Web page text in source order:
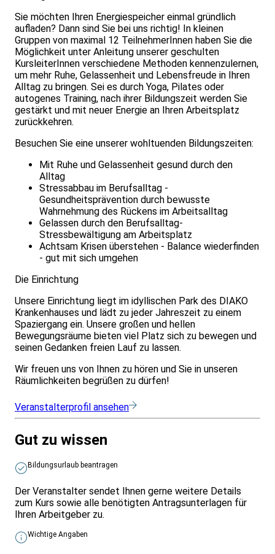
Sie möchten Ihren Energiespeicher einmal gründlich
aufladen? Dann sind Sie bei uns richtig! In kleinen
Gruppen von maximal 12 TeilnehmerInnen haben Sie die
Möglichkeit unter Anleitung unserer geschulten
KursleiterInnen verschiedene Methoden kennenzulernen,
um mehr Ruhe, Gelassenheit und Lebensfreude in Ihren
Alltag zu bringen. Sei es durch Yoga, Pilates oder
autogenes Training, nach ihrer Bildungszeit werden Sie
gestärkt und mit neuer Energie an Ihren Arbeitsplatz
zurückkehren.
Besuchen Sie eine unserer wohltuenden Bildungszeiten:
Mit Ruhe und Gelassenheit gesund durch den
Alltag
Stressabbau im Berufsalltag -
Gesundheitsprävention durch bewusste
Wahrnehmung des Rückens im Arbeitsalltag
Gelassen durch den Berufsalltag-
Stressbewältigung am Arbeitsplatz
Achtsam Krisen überstehen - Balance wiederfinden
- gut mit sich umgehen
Die Einrichtung
Unsere Einrichtung liegt im idyllischen Park des DIAKO
Krankenhauses und lädt zu jeder Jahreszeit zu einem
Spaziergang ein. Unsere großen und hellen
Bewegungsräume bieten viel Platz sich zu bewegen und
seinen Gedanken freien Lauf zu lassen.
Wir freuen uns von Ihnen zu hören und Sie in unseren
Räumlichkeiten begrüßen zu dürfen!
Veranstalterprofil ansehen
Gut zu wissen
Bildungsurlaub beantragen
Der Veranstalter sendet Ihnen gerne weitere Details
zum Kurs sowie alle benötigten Antragsunterlagen für
Ihren Arbeitgeber zu.
Wichtige Angaben